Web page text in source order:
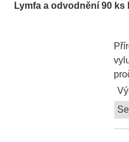
Lymfa a odvodnění 90 ks